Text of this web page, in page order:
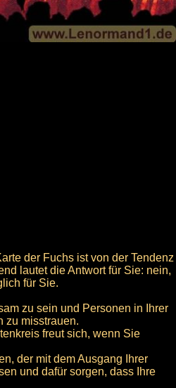
der Fuchs ist von der Tendenz
lautet die Antwort für Sie: nein,
für Sie.
zu sein und Personen in Ihrer
zu misstrauen.
freut sich, wenn Sie
der mit dem Ausgang Ihrer
und dafür sorgen, dass Ihre